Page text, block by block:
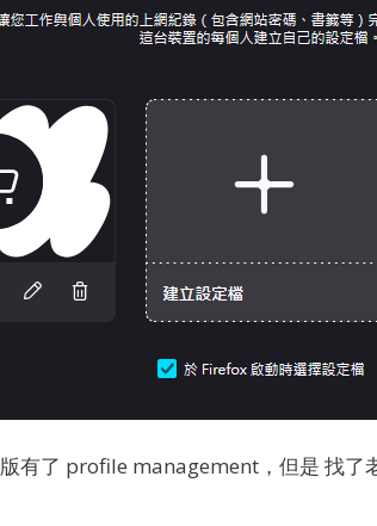
版有了 profile management，但是 找了